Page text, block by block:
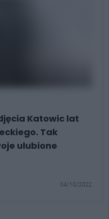
Katowic lat
Tak
ulubione
04/10/2022